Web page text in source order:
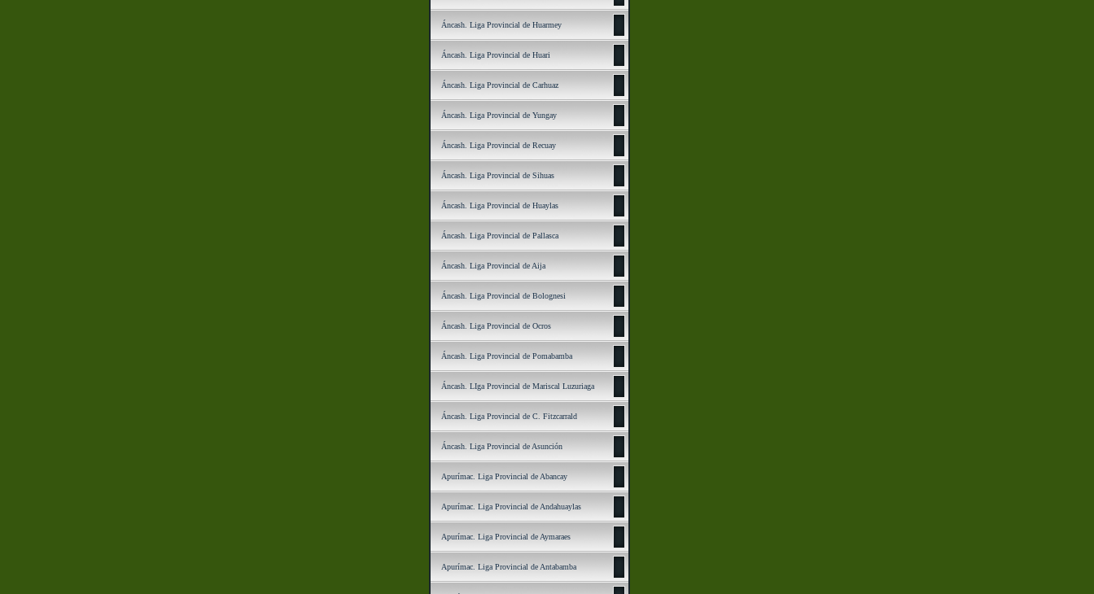
Áncash. Liga Provincial de Huarmey
Áncash. Liga Provincial de Huari
Áncash. Liga Provincial de Carhuaz
Áncash. Liga Provincial de Yungay
Áncash. Liga Provincial de Recuay
Áncash. Liga Provincial de Sihuas
Áncash. Liga Provincial de Huaylas
Áncash. Liga Provincial de Pallasca
Áncash. Liga Provincial de Aija
Áncash. Liga Provincial de Bolognesi
Áncash. Liga Provincial de Ocros
Áncash. Liga Provincial de Pomabamba
Áncash. LIga Provincial de Mariscal Luzuriaga
Áncash. Liga Provincial de C. Fitzcarrald
Áncash. Liga Provincial de Asunción
Apurímac. Liga Provincial de Abancay
Apurímac. Liga Provincial de Andahuaylas
Apurímac. Liga Provincial de Aymaraes
Apurímac. Liga Provincial de Antabamba